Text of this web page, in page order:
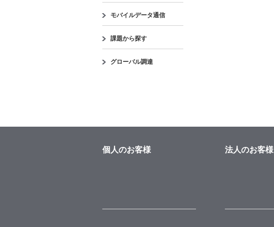
モバイルデータ通信
課題から探す
グローバル調達
個人のお客様 法人のお客様